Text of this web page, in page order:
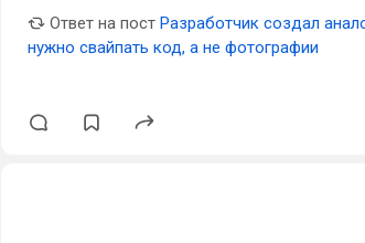
Ответ на пост Разработчик создал
нужно свайпать код, а не фотографии